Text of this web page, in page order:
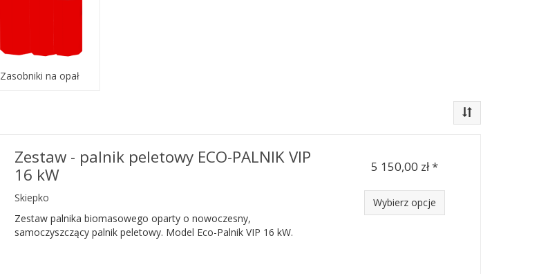
Zasobniki na opał
Zestaw - palnik peletowy ECO-PALNIK VIP
16 kW
Skiepko
Zestaw palnika biomasowego oparty o nowoczesny,
samoczyszczący palnik peletowy. Model Eco-Palnik VIP 16 kW.
5 150,00 zł *
Wybierz opcje